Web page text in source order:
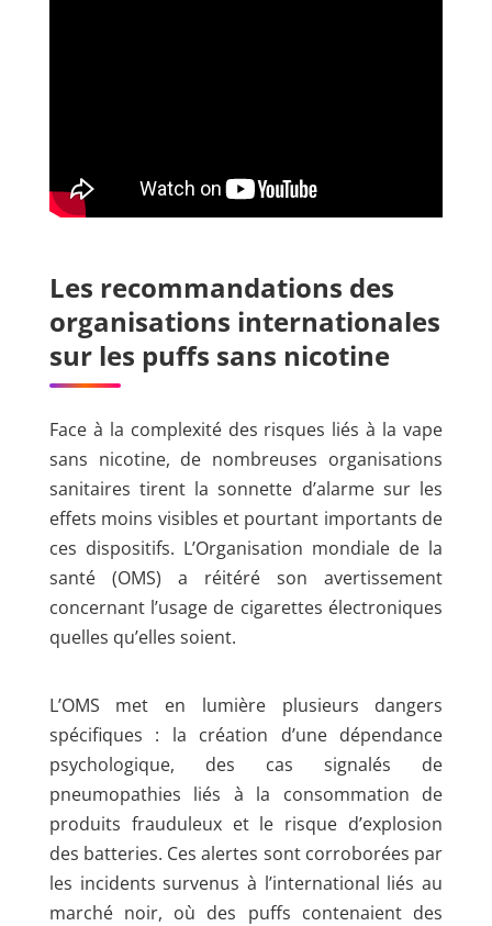
Les recommandations des
organisations internationales
sur les puffs sans nicotine
Face à la complexité des risques liés à la vape
sans nicotine, de nombreuses organisations
sanitaires tirent la sonnette d’alarme sur les
effets moins visibles et pourtant importants de
ces dispositifs. L’Organisation mondiale de la
santé (OMS) a réitéré son avertissement
concernant l’usage de cigarettes électroniques
quelles qu’elles soient.
L’OMS met en lumière plusieurs dangers
spécifiques : la création d’une dépendance
psychologique, des cas signalés de
pneumopathies liés à la consommation de
produits frauduleux et le risque d’explosion
des batteries. Ces alertes sont corroborées par
les incidents survenus à l’international liés au
marché noir, où des puffs contenaient des